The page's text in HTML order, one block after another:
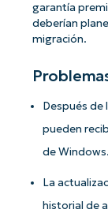
garantía
deberían
migración.
Después de
pueden
de
La
historial de